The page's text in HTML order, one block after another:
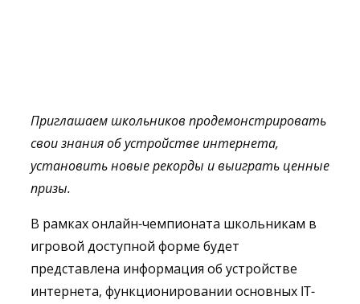
Приглашаем школьников продемонстрировать
свои знания об устройстве интернета,
установить новые рекорды и выиграть ценные
призы.
В рамках онлайн-чемпионата школьникам в
игровой доступной форме будет
представлена информация об устройстве
интернета, функционировании основных IT-